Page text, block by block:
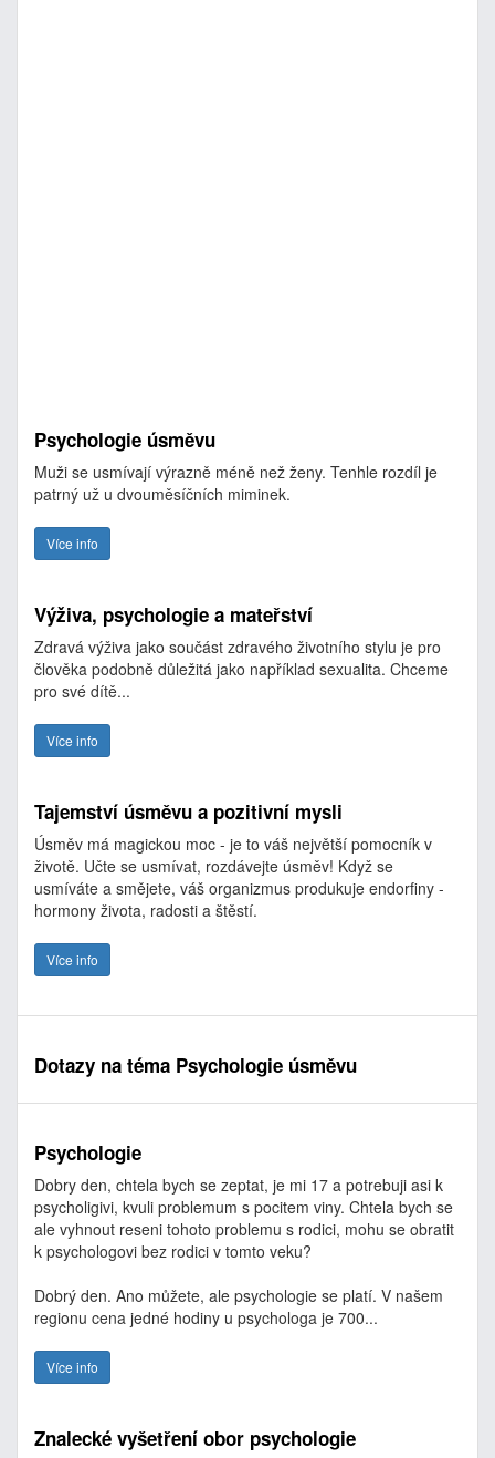
Psychologie úsměvu
Muži se usmívají výrazně méně než ženy. Tenhle rozdíl je
patrný už u dvouměsíčních miminek.
Více info
Výživa, psychologie a mateřství
Zdravá výživa jako součást zdravého životního stylu je pro
člověka podobně důležitá jako například sexualita. Chceme
pro své dítě...
Více info
Tajemství úsměvu a pozitivní mysli
Úsměv má magickou moc - je to váš největší pomocník v
životě. Učte se usmívat, rozdávejte úsměv! Když se
usmíváte a smějete, váš organizmus produkuje endorfiny -
hormony života, radosti a štěstí.
Více info
Dotazy na téma Psychologie úsměvu
Psychologie
Dobry den, chtela bych se zeptat, je mi 17 a potrebuji asi k
psycholigivi, kvuli problemum s pocitem viny. Chtela bych se
ale vyhnout reseni tohoto problemu s rodici, mohu se obratit
k psychologovi bez rodici v tomto veku?
Dobrý den. Ano můžete, ale psychologie se platí. V našem
regionu cena jedné hodiny u psychologa je 700...
Více info
Znalecké vyšetření obor psychologie